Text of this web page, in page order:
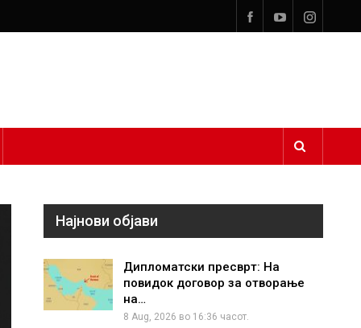
Најнови објави
Дипломатски пресврт: На
повидок договор за отворање
на…
8 Aug, 2026 во 16:36 часот.